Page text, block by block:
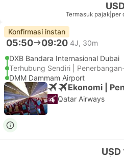
Termasuk pajak per
Konfirmasi instan
05:50 09:20 4J, 30m
DXB Bandara Internasional Dubai
Terhubung Sendiri |
DMM Dammam Airport
Ekonomi |
Qatar Airways
USD